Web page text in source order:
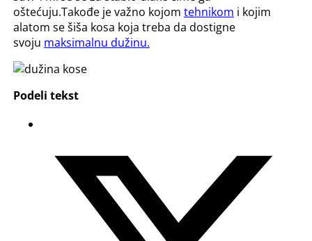
oštećuju.Takođe je važno kojom tehnikom i kojim
alatom se šiša kosa koja treba da dostigne
svoju maksimalnu dužinu.
Podeli tekst